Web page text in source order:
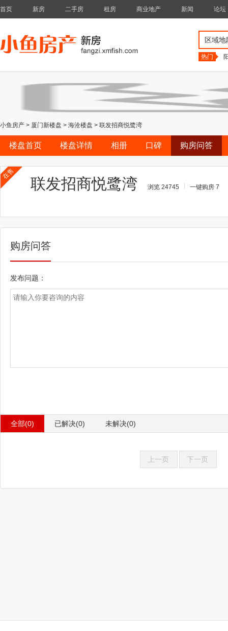
首页 新房 二手房 租房 商业地产 新闻 论坛
区域地
热门
小鱼房产 > 厦门新楼盘 > 海沧楼盘 > 联发招商悦鹭湾
楼盘首页 楼盘详情 相册 口碑 购房问答
在售
联发招商悦鹭湾 浏览 24745 一键购房 7
购房问答
发布问题：
全部(0) 已解决(0) 未解决(0)
上一页 下一页